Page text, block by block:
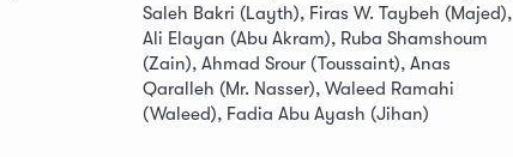
Saleh Bakri (Layth), Firas W. Taybeh (Majed),
Ali Elayan (Abu Akram), Ruba Shamshoum
(Zain), Ahmad Srour (Toussaint), Anas
Qaralleh (Mr. Nasser), Waleed Ramahi
(Waleed), Fadia Abu Ayash (Jihan)